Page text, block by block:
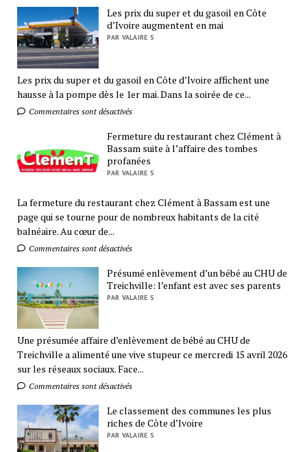
Les prix du super et du gasoil en Côte
d’Ivoire augmentent en mai
PAR VALAIRE S
Les prix du super et du gasoil en Côte d’Ivoire affichent une
hausse à la pompe dès le 1er mai. Dans la soirée de ce...
Commentaires sont désactivés
Fermeture du restaurant chez Clément à
Bassam suite à l’affaire des tombes
profanées
PAR VALAIRE S
La fermeture du restaurant chez Clément à Bassam est une
page qui se tourne pour de nombreux habitants de la cité
balnéaire. Au cœur de...
Commentaires sont désactivés
Présumé enlèvement d’un bébé au CHU de
Treichville: l’enfant est avec ses parents
PAR VALAIRE S
Une présumée affaire d’enlèvement de bébé au CHU de
Treichville a alimenté une vive stupeur ce mercredi 15 avril 2026
sur les réseaux sociaux. Face...
Commentaires sont désactivés
Le classement des communes les plus
riches de Côte d’Ivoire
PAR VALAIRE S